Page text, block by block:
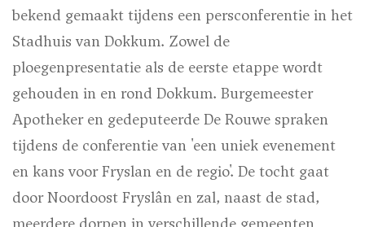
bekend gemaakt tijdens een persconferentie in het
Stadhuis van Dokkum. Zowel de
ploegenpresentatie als de eerste etappe wordt
gehouden in en rond Dokkum. Burgemeester
Apotheker en gedeputeerde De Rouwe spraken
tijdens de conferentie van 'een uniek evenement
en kans voor Fryslan en de regio'. De tocht gaat
door Noordoost Fryslân en zal, naast de stad,